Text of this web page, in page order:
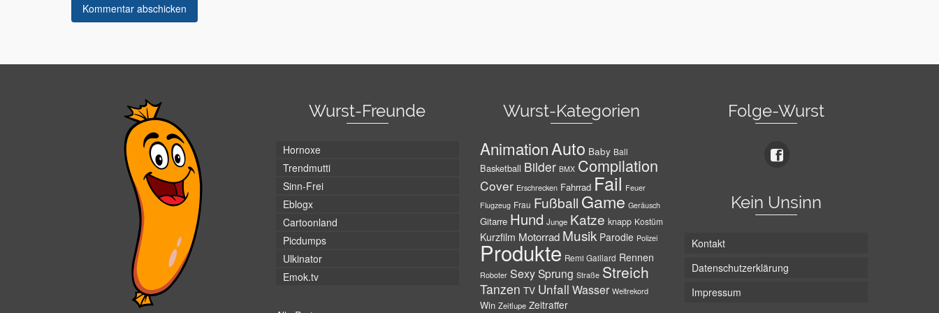
Wurst-Freunde
Hornoxe
Trendmutti
Sinn-Frei
Eblogx
Cartoonland
Picdumps
Ulkinator
Emok.tv
Wurst-Kategorien
AnimationAuto Baby Ball
Basketball Bilder BMX Compilation
Cover Erschrecken Fahrrad Fail Feuer
Flugzeug Frau Fußball Game Geräusch
Gitarre Hund Junge Katze knapp Kostüm
Kurzfilm Motorrad Musik Parodie Polizei
Produkte Remi Gaillard Rennen
Roboter SexySprung Straße Streich
Tanzen TV Unfall Wasser Weltrekord
Win Zeitlupe Zeitraffer
Folge-Wurst
Kein Unsinn
Kontakt
Datenschutzerklärung
Impressum